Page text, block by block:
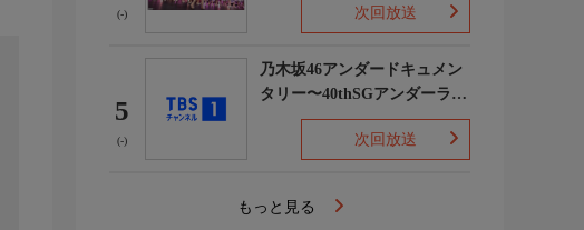
(-) 次回放送
5
(-)
乃木坂46アンダードキュメン
タリー〜40thSGアンダーライ
ブ舞台裏〜
次回放送
もっと見る